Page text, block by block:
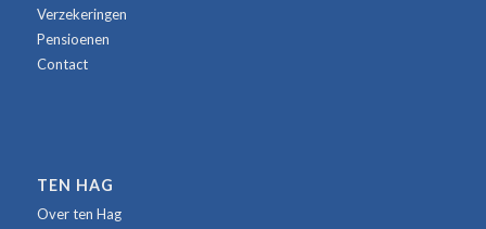
Verzekeringen
Pensioenen
Contact
TEN HAG
Over ten Hag